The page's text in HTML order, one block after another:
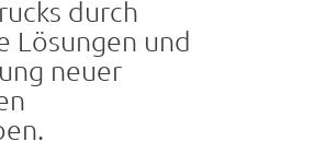
durch
Lösungen und
neuer